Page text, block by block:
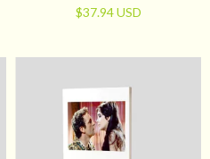
$37.94 USD